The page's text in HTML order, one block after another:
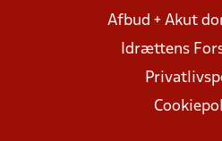
Afbud + Akut
Idrættens